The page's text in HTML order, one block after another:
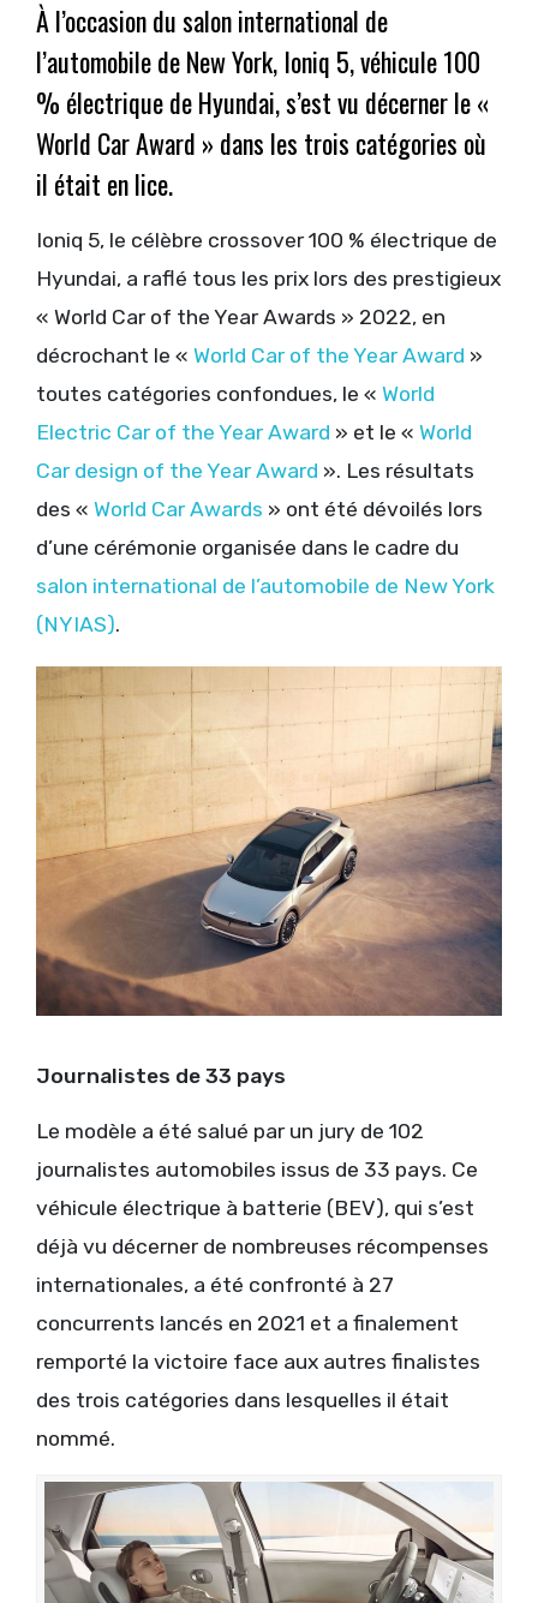
À l’occasion du salon international de
l’automobile de New York, Ioniq 5, véhicule 100
% électrique de Hyundai, s’est vu décerner le «
World Car Award » dans les trois catégories où
il était en lice.
Ioniq 5, le célèbre crossover 100 % électrique de
Hyundai, a raflé tous les prix lors des prestigieux
« World Car of the Year Awards » 2022, en
décrochant le « World Car of the Year Award »
toutes catégories confondues, le « World
Electric Car of the Year Award » et le « World
Car design of the Year Award ». Les résultats
des « World Car Awards » ont été dévoilés lors
d’une cérémonie organisée dans le cadre du
salon international de l’automobile de New York
(NYIAS).
Journalistes de 33 pays
Le modèle a été salué par un jury de 102
journalistes automobiles issus de 33 pays. Ce
véhicule électrique à batterie (BEV), qui s’est
déjà vu décerner de nombreuses récompenses
internationales, a été confronté à 27
concurrents lancés en 2021 et a finalement
remporté la victoire face aux autres finalistes
des trois catégories dans lesquelles il était
nommé.